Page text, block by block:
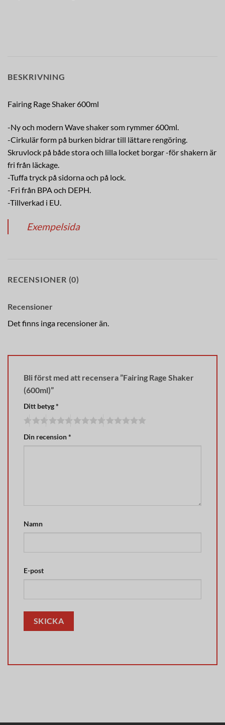
BESKRIVNING
Fairing Rage Shaker 600ml
-Ny och modern Wave shaker som rymmer 600ml.
-Cirkulär form på burken bidrar till lättare rengöring.
Skruvlock på både stora och lilla locket borgar -för shakern är
fri från läckage.
-Tuffa tryck på sidorna och på lock.
-Fri från BPA och DEPH.
-Tillverkad i EU.
Exempelsida
RECENSIONER (0)
Recensioner
Det finns inga recensioner än.
Bli först med att recensera ”Fairing Rage Shaker
(600ml)”
Ditt betyg*
Din recension*
Namn
E-post